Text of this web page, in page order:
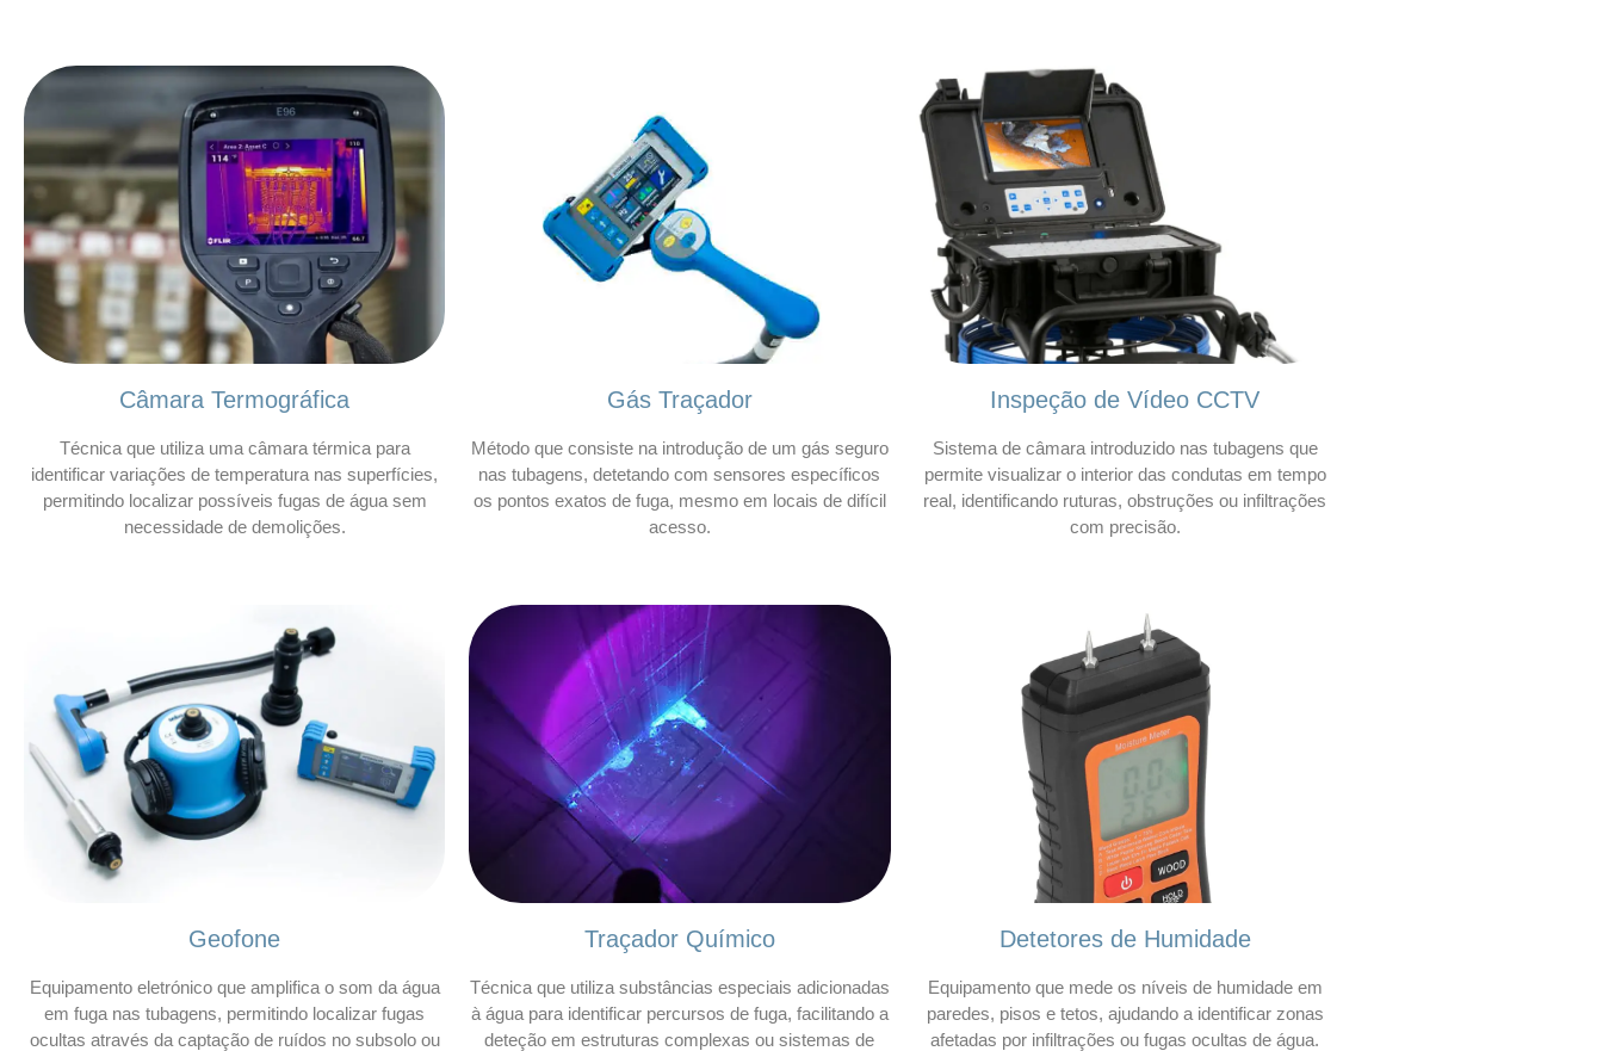
Câmara Termográfica
Técnica que utiliza uma câmara térmica para
identificar variações de temperatura nas superfícies,
permitindo localizar possíveis fugas de água sem
necessidade de demolições.
Gás Traçador
Método que consiste na introdução de um gás seguro
nas tubagens, detetando com sensores específicos
os pontos exatos de fuga, mesmo em locais de difícil
acesso.
Inspeção de Vídeo CCTV
Sistema de câmara introduzido nas tubagens que
permite visualizar o interior das condutas em tempo
real, identificando ruturas, obstruções ou infiltrações
com precisão.
Geofone
Equipamento eletrónico que amplifica o som da água
em fuga nas tubagens, permitindo localizar fugas
ocultas através da captação de ruídos no subsolo ou
Traçador Químico
Técnica que utiliza substâncias especiais adicionadas
à água para identificar percursos de fuga, facilitando a
deteção em estruturas complexas ou sistemas de
Detetores de Humidade
Equipamento que mede os níveis de humidade em
paredes, pisos e tetos, ajudando a identificar zonas
afetadas por infiltrações ou fugas ocultas de água.